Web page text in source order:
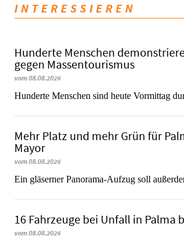
INTERESSIEREN
Hunderte Menschen
gegen Massentourismus
vom 08.08.2026
Hunderte Menschen sind heute Vormittag
Mehr Platz und mehr Grün für
Mayor
vom 08.08.2026
Ein gläserner Panorama-Aufzug soll
16 Fahrzeuge bei Unfall in Palma
vom 08.08.2026